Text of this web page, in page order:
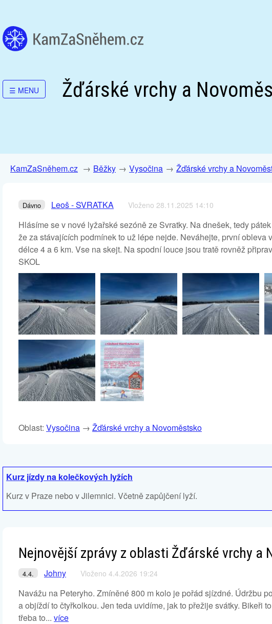
☰ MENU Žďárské vrchy a
KamZaSněhem.cz Běžky Vysočina Žďárské vrchy a
Dávno Leoš - SVRATKA Vloženo 28.11.2025 14:10
Hlásíme se v nové lyžařské sezóně ze Svratky. Na dnešek, tedy
že za stávajících podmínek to už lépe nejde. Neváhejte, první
délce 4 a 6 km. Vse na skejt. Na spodní louce jsou tratě rovněž
SKOL
Oblast: Vysočina → Žďárské vrchy a Novoměstsko
Kurz jízdy na kolečkových lyžích
Kurz v Praze nebo v Jilemnici. Včetně zapůjčení lyží.
Nejnovější zprávy z oblasti Žďárské vrchy a
4.4. Johny Vloženo 4.4.2026 19:24
Navážu na Peteryho. Zmíněné 800 m kolo je pořád sjízdné. Údržbu
a objíždí to čtyřkolkou. Jen teda uvidíme, jak to přežije svátky. Bikeři
třeba to... více